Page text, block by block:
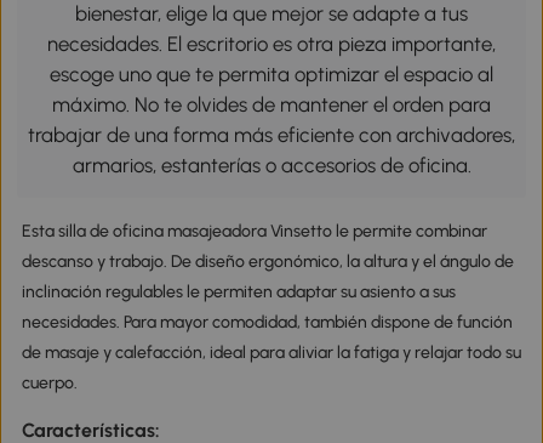
bienestar, elige la que mejor se adapte a tus
necesidades. El escritorio es otra pieza importante,
escoge uno que te permita optimizar el espacio al
máximo. No te olvides de mantener el orden para
trabajar de una forma más eficiente con archivadores,
armarios, estanterías o accesorios de oficina.
Esta silla de oficina masajeadora Vinsetto le permite combinar
descanso y trabajo. De diseño ergonómico, la altura y el ángulo de
inclinación regulables le permiten adaptar su asiento a sus
necesidades. Para mayor comodidad, también dispone de función
de masaje y calefacción, ideal para aliviar la fatiga y relajar todo su
cuerpo.
Características: